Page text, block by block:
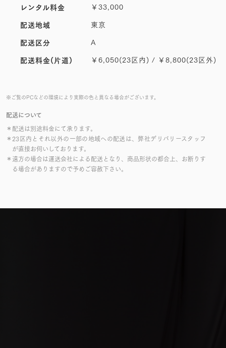
※ご覧のPCなどの環境により実際の色と異なる場合がございます。
配送について
＊配送は別途料金にて承ります。
＊23区内とそれ以外の一部の地域への配送は、弊社デリバリースタッフ
が直接お伺いしております。
＊遠方の場合は運送会社による配送となり、商品形状の都合上、お断りす
る場合がありますので予めご容赦下さい。
レンタル料金 ￥33,000
配送地域 東京
配送区分 A
配送料金(片道) ￥6,050(23区内) / ￥8,800(23区外)